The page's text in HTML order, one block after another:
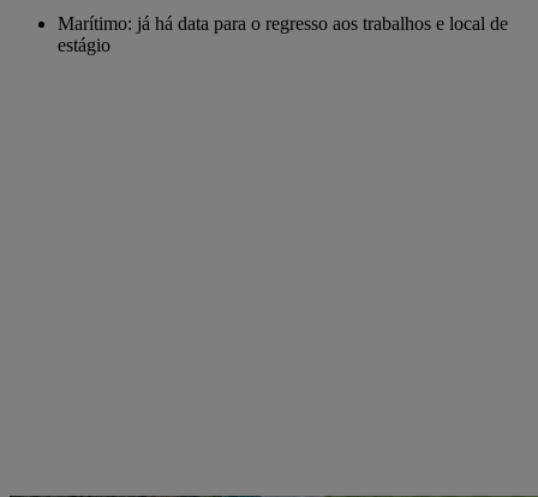
Marítimo: já há data para o regresso aos trabalhos e local de
estágio